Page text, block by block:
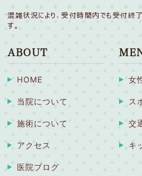
混雑状況により、受付時間内でも受付終了
す。
ABOUT
HOME
当院について
施術について
アクセス
医院ブログ
女
ス
交
キ